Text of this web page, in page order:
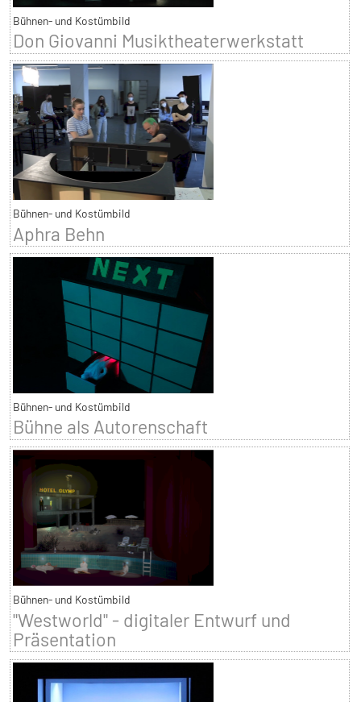
Bühnen- und Kostümbild
Don Giovanni Musiktheaterwerkstatt
Bühnen- und Kostümbild
Aphra Behn
Bühnen- und Kostümbild
Bühne als Autorenschaft
Bühnen- und Kostümbild
"Westworld" - digitaler Entwurf und
Präsentation